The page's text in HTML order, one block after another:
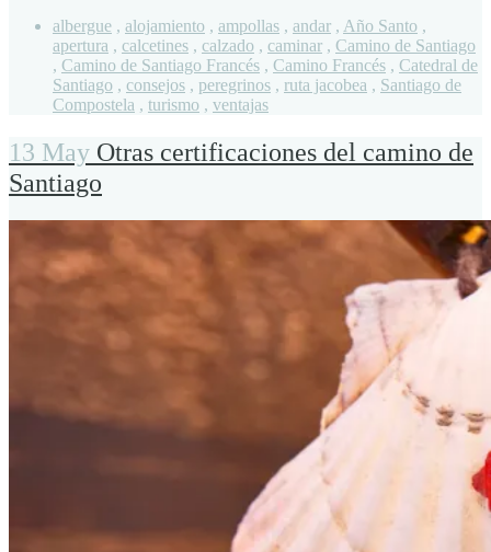
albergue , alojamiento , ampollas , andar , Año Santo ,
apertura , calcetines , calzado , caminar , Camino de Santiago
, Camino de Santiago Francés , Camino Francés , Catedral de
Santiago , consejos , peregrinos , ruta jacobea , Santiago de
Compostela , turismo , ventajas
13 May Otras certificaciones del camino de
Santiago